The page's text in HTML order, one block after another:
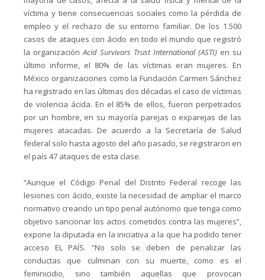
víctima y tiene consecuencias sociales como la pérdida de
empleo y el rechazo de su entorno familiar. De los 1.500
casos de ataques con ácido en todo el mundo que registró
la organización Acid Survivors Trust International (ASTI) en su
último informe, el 80% de las víctimas eran mujeres. En
México organizaciones como la Fundación Carmen Sánchez
ha registrado en las últimas dos décadas el caso de víctimas
de violencia ácida. En el 85% de ellos, fueron perpetrados
por un hombre, en su mayoría parejas o exparejas de las
mujeres atacadas. De acuerdo a la Secretaría de Salud
federal solo hasta agosto del año pasado, se registraron en
el país 47 ataques de esta clase.
“Aunque el Código Penal del Distrito Federal recoge las
lesiones con ácido, existe la necesidad de ampliar el marco
normativo creando un tipo penal autónomo que tenga como
objetivo sancionar los actos cometidos contra las mujeres”,
expone la diputada en la iniciativa a la que ha podido tener
acceso EL PAÍS. “No solo se deben de penalizar las
conductas que culminan con su muerte, como es el
feminicidio, sino también aquellas que provocan